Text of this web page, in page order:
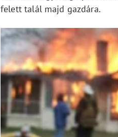
felett talál majd gazdára.